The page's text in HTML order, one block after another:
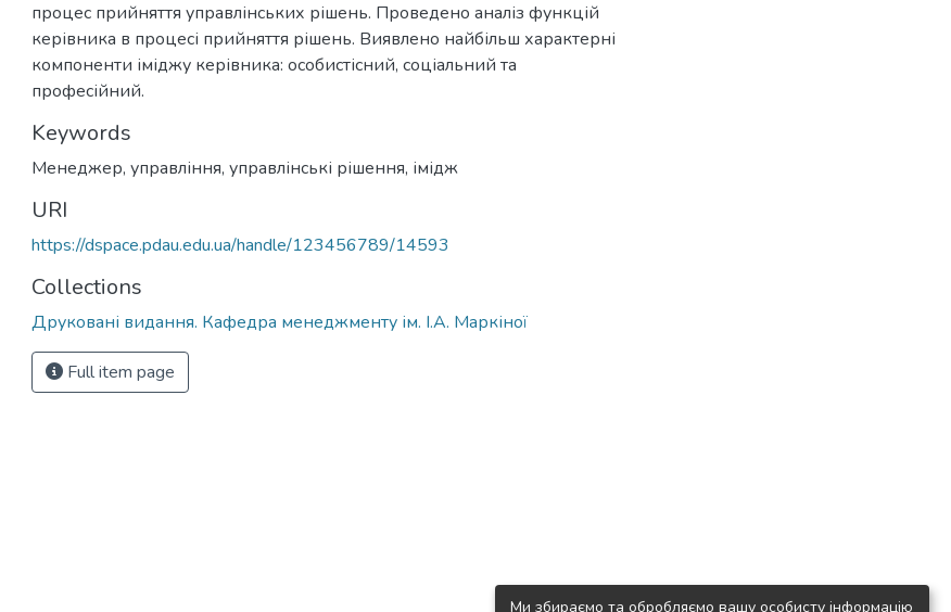
процес прийняття управлінських рішень. Проведено аналіз функцій
керівника в процесі прийняття рішень. Виявлено найбільш характерні
компоненти іміджу керівника: особистісний, соціальний та
професійний.
Keywords
Менеджер, управління, управлінські рішення, імідж
URI
https://dspace.pdau.edu.ua/handle/123456789/14593
Collections
Друковані видання. Кафедра менеджменту ім. І.А. Маркіної
Full item page
Ми збираємо та обробляємо вашу особисту інформацію